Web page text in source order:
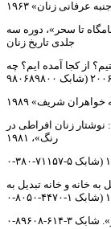
عرفانی زنان» ۱۹۶۳
تا سحر»، دوره سه
جلدی تاریخ زنان
از کجا آمده ایم؟ چه
شریف» ۱۹۸۹
زنان افراطی در
رنگ»، ۱۹۸۱
خانه و خانه تبدیل به